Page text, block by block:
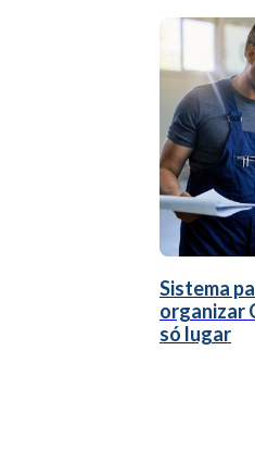
Sistema
organizar
só lugar